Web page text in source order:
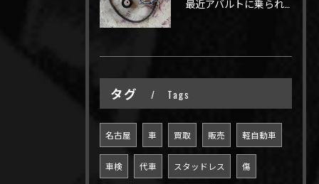
タグ Tags
名古屋 車 買取 販売 軽自動車
車検 代車 スタッドレス 傷